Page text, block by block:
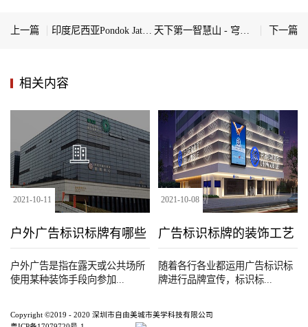
上一篇 印度尼西亚Pondok Jati产科诊所导视系统 下一篇
相关内容
户外广告标识标牌有哪些
种类
2021-10-11
户外广告是指在露天或公共场所
使用某种装饰手段向参加...
广告标识标牌的装饰工艺
2021-10-08
随着各行各业都运用广告标识标
牌进行品牌宣传，标识标...
Copyright ©2019 - 2020 深圳市自由美城市美学科技有限公司